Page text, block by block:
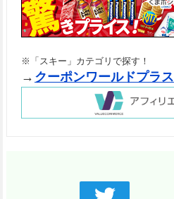
※「スキー」カテゴリで探す！
→ クーポンワールドプラス